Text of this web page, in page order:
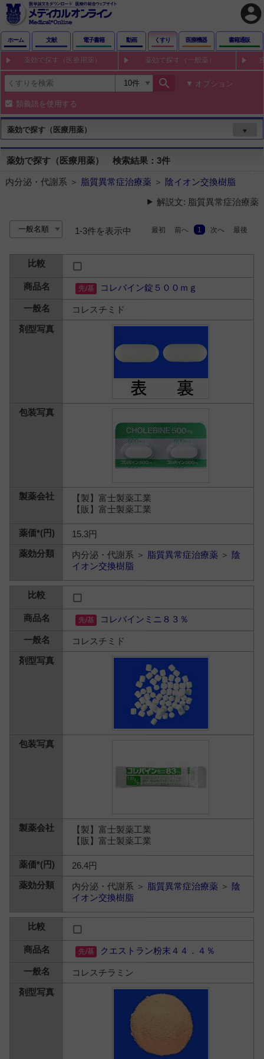
account_circle
ホーム 文献 電子書籍 動画 くすり 医療機器 書籍通販
薬効で探す（医療用薬） 薬効で探す（一般薬）
search オプション
類義語を使用する
薬効で探す（医療用薬） ▼
薬効で探す（医療用薬） 検索結果：3件
内分泌・代謝系 ＞ 脂質異常症治療薬 ＞ 陰イオン交換樹脂
解説文: 脂質異常症治療薬
1-3件を表示中 最初 前へ 1 次へ 最後
コレバイン錠５００ｍｇ
コレスチミド
【製】富士製薬工業
【販】富士製薬工業
15.3円
内分泌・代謝系 ＞ 脂質異常症治療薬 ＞ 陰
イオン交換樹脂
コレバインミニ８３％
コレスチミド
【製】富士製薬工業
【販】富士製薬工業
26.4円
内分泌・代謝系 ＞ 脂質異常症治療薬 ＞ 陰
イオン交換樹脂
クエストラン粉末４４．４％
コレスチラミン